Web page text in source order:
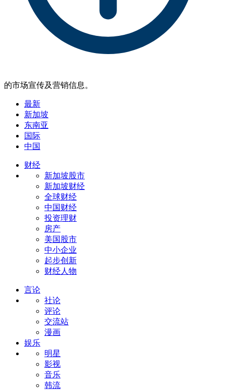
的市场宣传及营销信息。
最新
新加坡
东南亚
国际
中国
财经
新加坡股市
新加坡财经
全球财经
中国财经
投资理财
房产
美国股市
中小企业
起步创新
财经人物
言论
社论
评论
交流站
漫画
娱乐
明星
影视
音乐
韩流